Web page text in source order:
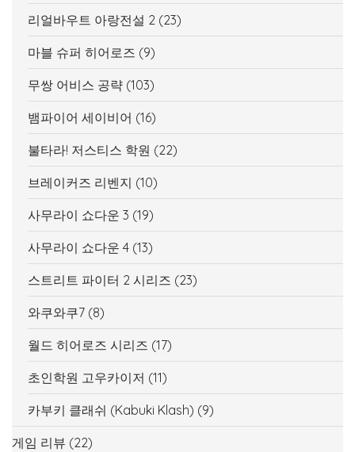
리얼바우트 아랑전설 2 (23)
마블 슈퍼 히어로즈 (9)
무쌍 어비스 공략 (103)
뱀파이어 세이비어 (16)
불타라! 저스티스 학원 (22)
브레이커즈 리벤지 (10)
사무라이 쇼다운 3 (19)
사무라이 쇼다운 4 (13)
스트리트 파이터 2 시리즈 (23)
와쿠와쿠7 (8)
월드 히어로즈 시리즈 (17)
초인학원 고우카이저 (11)
카부키 클래쉬 (Kabuki Klash) (9)
게임 리뷰 (22)